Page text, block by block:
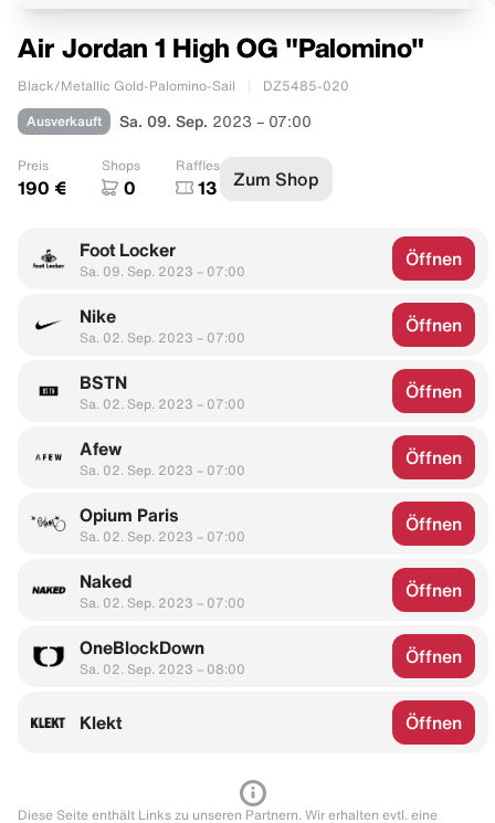
Air Jordan 1 High OG "Palomino"
Black/Metallic Gold-Palomino-Sail DZ5485-020
Ausverkauft Sa. 09. Sep. 2023 – 07:00
Preis
190 €
Shops
0
Raffles
13 Zum Shop
Foot Locker
Sa. 09. Sep. 2023 – 07:00
Öffnen
Nike
Sa. 02. Sep. 2023 – 07:00
Öffnen
BSTN
Sa. 02. Sep. 2023 – 07:00
Öffnen
Afew
Sa. 02. Sep. 2023 – 07:00
Öffnen
Opium Paris
Sa. 02. Sep. 2023 – 07:00
Öffnen
Naked
Sa. 02. Sep. 2023 – 07:00
Öffnen
OneBlockDown
Sa. 02. Sep. 2023 – 08:00
Öffnen
Klekt Öffnen
Diese Seite enthält Links zu unseren Partnern. Wir erhalten evtl. eine